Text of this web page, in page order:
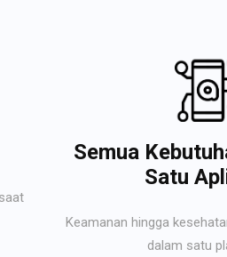
Semua
Satu
Keamanan hingga
dalam satu